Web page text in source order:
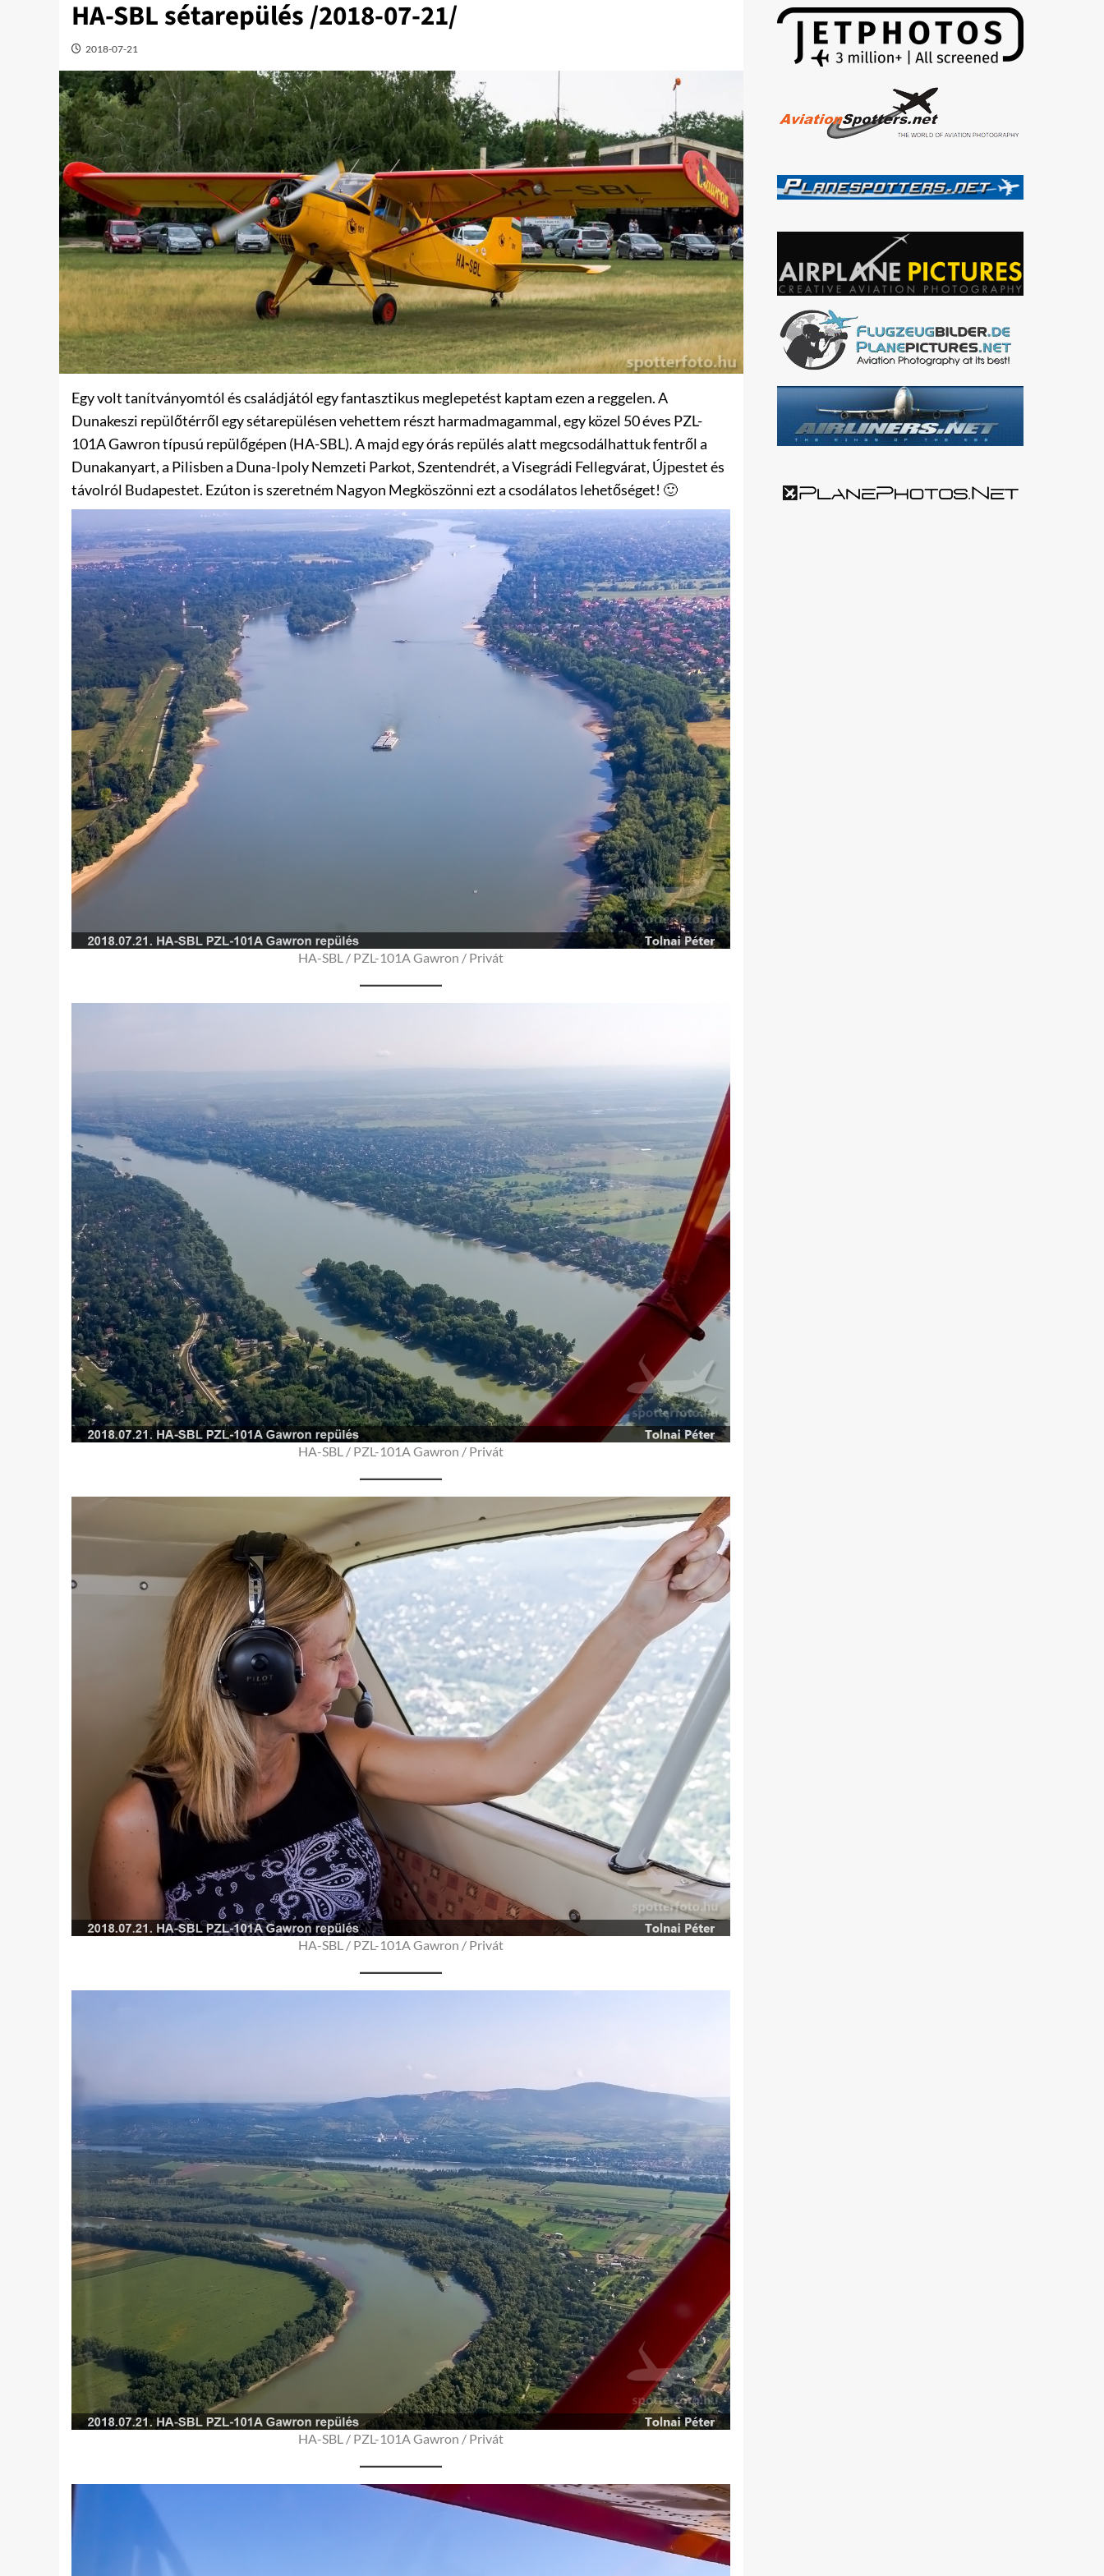
HA-SBL sétarepülés /2018-07-21/
2018-07-21
Egy volt tanítványomtól és családjától egy fantasztikus meglepetést kaptam ezen a reggelen. A
Dunakeszi repülőtérről egy sétarepülésen vehettem részt harmadmagammal, egy közel 50 éves PZL-
101A Gawron típusú repülőgépen (HA-SBL). A majd egy órás repülés alatt megcsodálhattuk fentről a
Dunakanyart, a Pilisben a Duna-Ipoly Nemzeti Parkot, Szentendrét, a Visegrádi Fellegvárat, Újpestet és
távolról Budapestet. Ezúton is szeretném Nagyon Megköszönni ezt a csodálatos lehetőséget! 🙂
HA-SBL / PZL-101A Gawron / Privát
HA-SBL / PZL-101A Gawron / Privát
HA-SBL / PZL-101A Gawron / Privát
HA-SBL / PZL-101A Gawron / Privát